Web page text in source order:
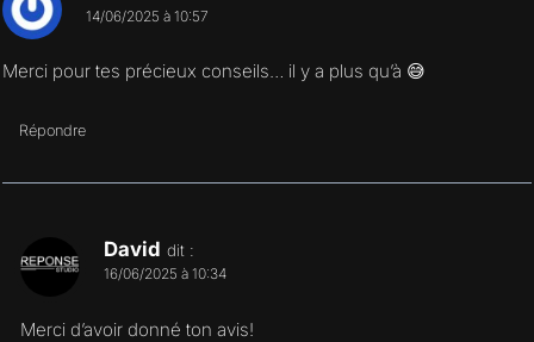
14/06/2025 à 10:57
Merci pour tes précieux conseils… il y a plus qu’à 😅
Répondre
David dit :
16/06/2025 à 10:34
Merci d’avoir donné ton avis!